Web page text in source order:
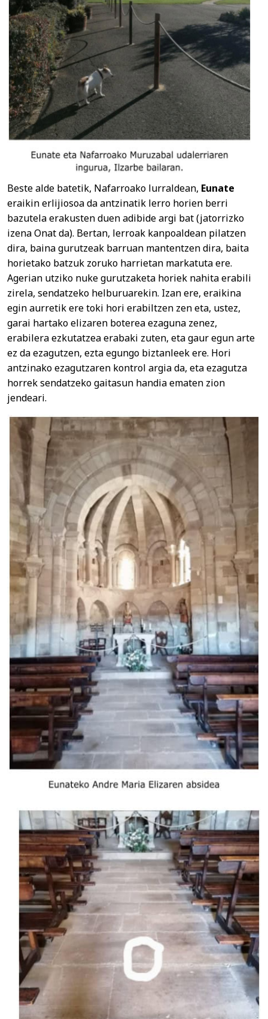
Beste alde batetik, Nafarroako lurraldean, Eunate
eraikin erlijiosoa da antzinatik lerro horien berri
bazutela erakusten duen adibide argi bat (jatorrizko
izena Onat da). Bertan, lerroak kanpoaldean pilatzen
dira, baina gurutzeak barruan mantentzen dira, baita
horietako batzuk zoruko harrietan markatuta ere.
Agerian utziko nuke gurutzaketa horiek nahita erabili
zirela, sendatzeko helburuarekin. Izan ere, eraikina
egin aurretik ere toki hori erabiltzen zen eta, ustez,
garai hartako elizaren boterea ezaguna zenez,
erabilera ezkutatzea erabaki zuten, eta gaur egun arte
ez da ezagutzen, ezta egungo biztanleek ere. Hori
antzinako ezagutzaren kontrol argia da, eta ezagutza
horrek sendatzeko gaitasun handia ematen zion
jendeari.